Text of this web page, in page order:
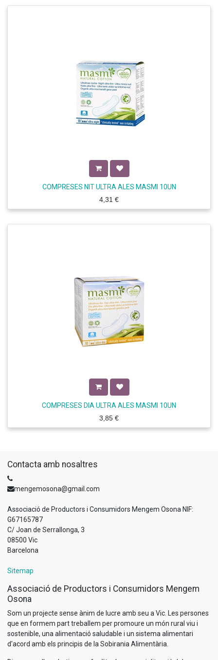
COMPRESES NIT ULTRA ALES MASMI 10UN
4,31 €
COMPRESES DIA ULTRA ALES MASMI 10UN
3,85 €
Contacta amb nosaltres
mengemosona@gmail.com
Associació de Productors i Consumidors Mengem Osona NIF:
G67165787
C/ Joan de Serrallonga, 3
08500 Vic
Barcelona
Sitemap
Associació de Productors i Consumidors Mengem
Osona
Som un projecte sense ànim de lucre amb seu a Vic. Les persones
que en formem part treballem per promoure un món rural viu i
sostenible, una alimentació saludable i un sistema alimentari
d'acord amb els principis de la Sobirania Alimentària.